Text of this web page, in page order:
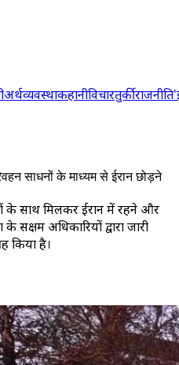
अर्थव्यवस्थाकहानीविचारतुर्कीराजनीति
साधनों के माध्यम से ईरान छोड़ने
के साथ मिलकर ईरान में रहने और
अधिकारियों द्वारा जारी
किया है।